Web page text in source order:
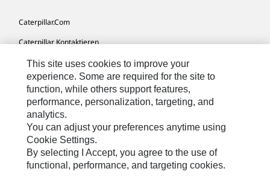
Caterpillar.com
Caterpillar Kontaktieren
Meine Marketing-Präferenzen
Seitenübersicht
Cookie Settings
Rechtliche Hinweise
Datenschutz
This site uses cookies to improve your
experience. Some are required for the site to
function, while others support features,
performance, personalization, targeting, and
analytics.
You can adjust your preferences anytime using
Cookie Settings.
By selecting I Accept, you agree to the use of
functional, performance, and targeting cookies.